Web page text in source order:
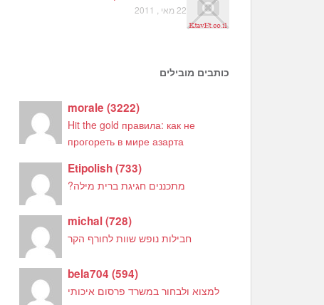
22 מאי , 2011
כותבים מובילים
morale(3222)
Hit the gold правила: как не
прогореть в мире азарта
Etipolish(733)
מתכננים חגיגת ברית מילה?
michal(728)
חבילות נופש שוות לחורף הקר
bela704(594)
למצוא ולבחור במשרד פרסום איכותי